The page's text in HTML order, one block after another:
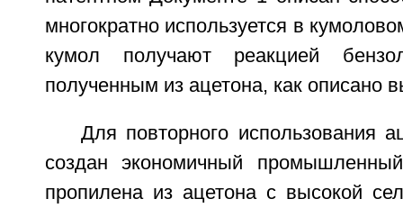
многократно используется в
кумол получают реакцией
полученным из ацетона, как описано
Для повторного использования
создан экономичный
пропилена из ацетона с высокой